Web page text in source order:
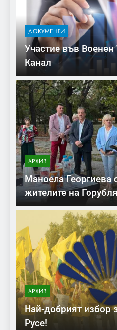
ДОКУМЕНТИ
Участие във Военен
Канал
АРХИВ
Маноела Георгиева
жителите на
АРХИВ
Най-добрият избор
Русе!